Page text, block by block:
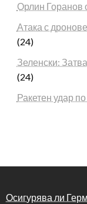
Орлин Горанов
Атака с
(24)
Зеленски:
(24)
Ракетен удар
Осигурява ли